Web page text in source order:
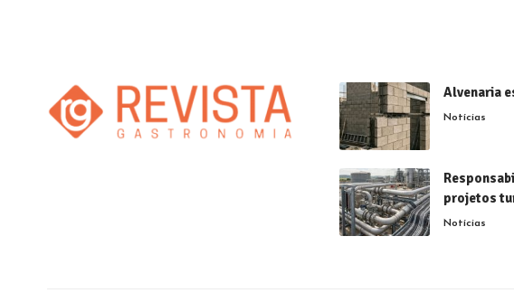
Alvenaria
Notícias
projetos
Notícias